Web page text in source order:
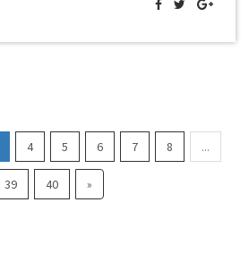
4 5 6 7 8 ...
39 40 »